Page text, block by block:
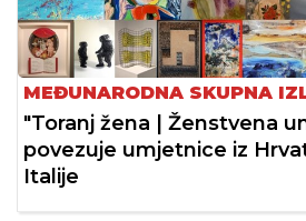
MEĐUNARODNA SKUPNA
"Toranj žena | Ženstvena
povezuje umjetnice iz
Italije